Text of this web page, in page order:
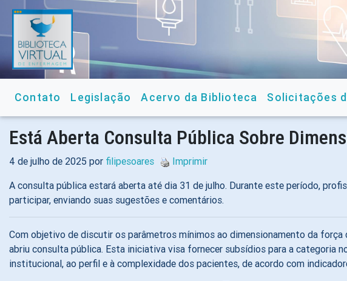
Contato Legislação Acervo da Biblioteca Solicitações
Está Aberta Consulta Pública Sobre
4 de julho de 2025 por filipesoares
Imprimir
A consulta pública estará aberta até dia 31 de julho. Durante este período,
participar, enviando suas sugestões e comentários.
Com objetivo de discutir os parâmetros mínimos ao dimensionamento da
abriu consulta pública. Esta iniciativa visa fornecer subsídios para a categoria
institucional, ao perfil e à complexidade dos pacientes, de acordo com